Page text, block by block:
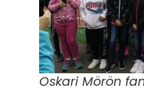
Oskari Mörön